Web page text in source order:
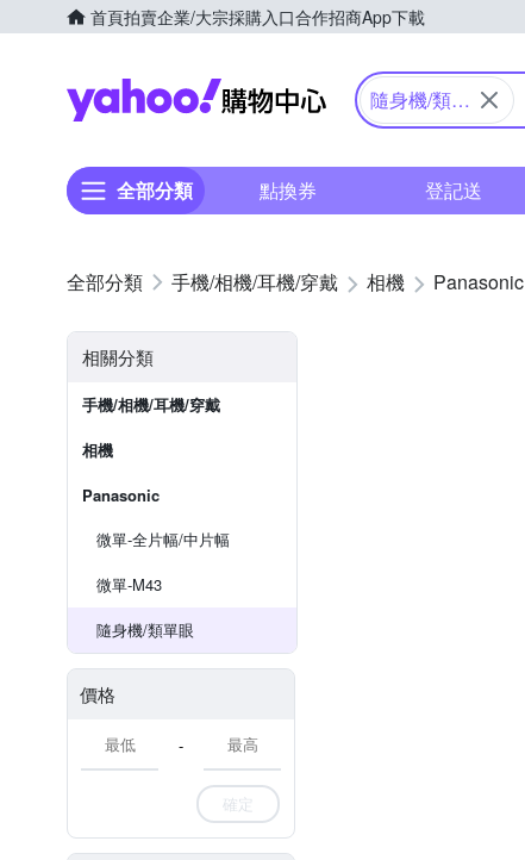
首頁拍賣企業/大宗採購入口合作招商App下載
Yahoo購物中心
隨身機/類單
全部分類 點換券 登記送
手機/相機/耳機/穿戴 相機 Panasonic
相關分類
手機/相機/耳機/穿戴
相機
Panasonic
微單-全片幅/中片幅
微單-M43
隨身機/類單眼
價格
-
確定